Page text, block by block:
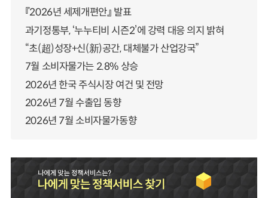
『2026년 세제개편안』 발표
과기정통부, ‘누누티비 시즌2’에 강력 대응 의지 밝혀
“초(超)성장+신(新)공간, 대체불가 산업강국”
7월 소비자물가는 2.8% 상승
2026년 한국 주식시장 여건 및 전망
2026년 7월 수출입 동향
2026년 7월 소비자물가동향